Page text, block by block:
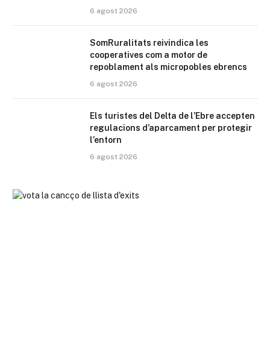
6 agost 2026
SomRuralitats reivindica les
cooperatives com a motor de
repoblament als micropobles ebrencs
6 agost 2026
Els turistes del Delta de l’Ebre accepten
regulacions d’aparcament per protegir
l’entorn
6 agost 2026